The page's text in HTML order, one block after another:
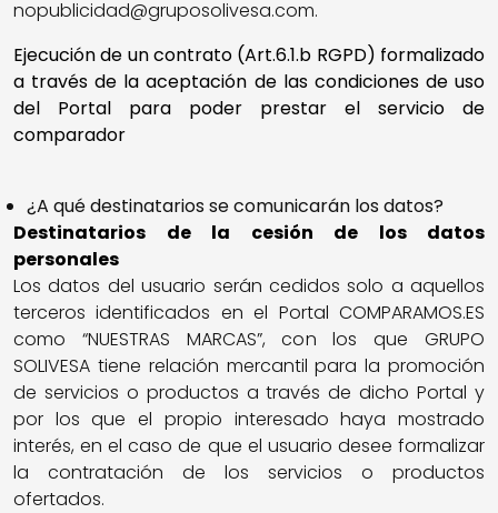
nopublicidad@gruposolivesa.com.
Ejecución de un contrato (Art.6.1.b RGPD) formalizado
a través de la aceptación de las condiciones de uso
del Portal para poder prestar el servicio de
comparador
¿A qué destinatarios se comunicarán los datos?
Destinatarios de la cesión de los datos
personales
Los datos del usuario serán cedidos solo a aquellos
terceros identificados en el Portal COMPARAMOS.ES
como “NUESTRAS MARCAS”, con los que GRUPO
SOLIVESA tiene relación mercantil para la promoción
de servicios o productos a través de dicho Portal y
por los que el propio interesado haya mostrado
interés, en el caso de que el usuario desee formalizar
la contratación de los servicios o productos
ofertados.